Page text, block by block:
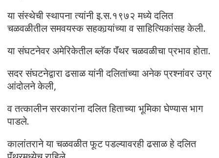
या संस्थेची स्थापना त्यांनी इ.स.१९७२ मध्ये दलित
चळवळीतील समवयस्क सहकार्‍यांच्या व साहित्यिकांसह केली.
या संघटनेवर अमेरिकेतील ब्लॅक पॅंथर चळवळीचा प्रभाव होता.
सदर संघटनेद्वारा ढसाळ यांनी दलितांच्या अनेक प्रश्नांवर उग्र
आंदोलने केली,
व तत्कालीन सरकारांना दलित हिताच्या भूमिका घेण्यास भाग
पाडले.
कालांतराने या चळवळीत फूट पडल्यावरही ढसाळ हे दलित